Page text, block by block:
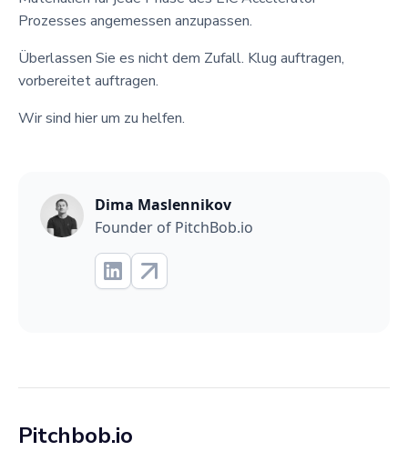
Prozesses angemessen anzupassen.
Überlassen Sie es nicht dem Zufall. Klug auftragen,
vorbereitet auftragen.
Wir sind hier um zu helfen.
Dima Maslennikov
Founder of PitchBob.io
Pitchbob.io